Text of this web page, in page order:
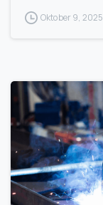
Oktober 9, 2025